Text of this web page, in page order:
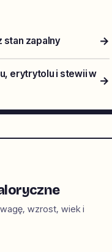
stan zapalny →
erytrytolu i stewii w →
wzrost, wiek i